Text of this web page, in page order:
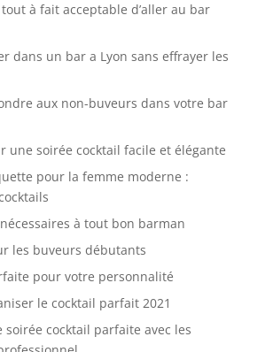
à fait acceptable d’aller au bar
dans un bar a Lyon sans effrayer les
aux non-buveurs dans votre bar
une soirée cocktail facile et élégante
pour la femme moderne :
à tout bon barman
les buveurs débutants
pour votre personnalité
le cocktail parfait 2021
soirée cocktail parfaite avec les